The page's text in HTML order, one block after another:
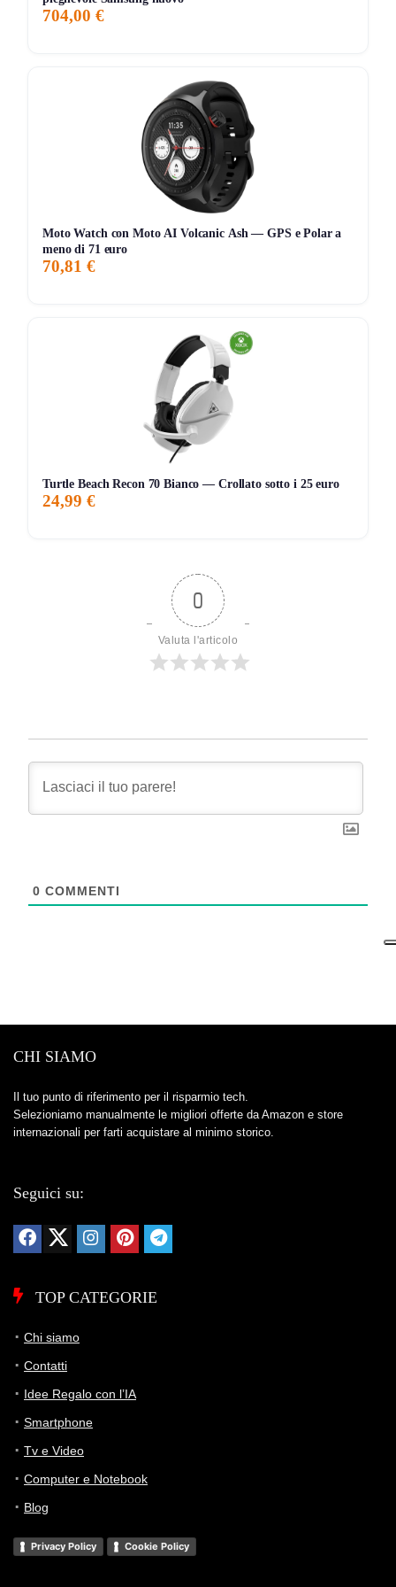
158 giorni di monitoraggio
Tutto
704,00 €
Moto Watch con Moto AI Volcanic Ash — GPS e Polar a
meno di 71 euro
70,81 €
Turtle Beach Recon 70 Bianco — Crollato sotto i 25 euro
24,99 €
0
Valuta l'articolo
0 COMMENTI
CHI SIAMO
Il tuo punto di riferimento per il risparmio tech.
Selezioniamo manualmente le migliori offerte da Amazon e store
internazionali per farti acquistare al minimo storico.
Seguici su:
TOP CATEGORIE
Chi siamo
Contatti
Idee Regalo con l’IA
Smartphone
Tv e Video
Computer e Notebook
Blog
Privacy Policy Cookie Policy